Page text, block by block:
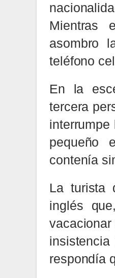
Mientras
asombro
teléfono
En la
tercera
pequeño
contenía
La turista
inglés
respondía